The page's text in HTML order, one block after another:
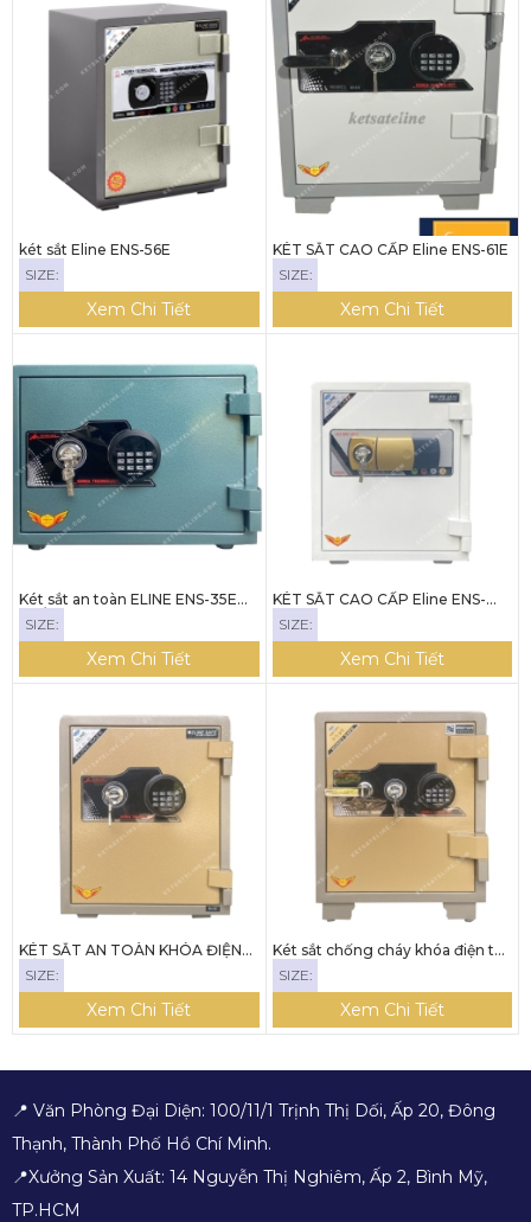
két sắt Eline ENS-56E
SIZE:
Xem Chi Tiết
KÉT SẮT CAO CẤP Eline ENS-61E
SIZE:
Xem Chi Tiết
Két sắt an toàn ELINE ENS-35E
TRÒN
SIZE:
Xem Chi Tiết
KÉT SẮT CAO CẤP Eline ENS-
52E
SIZE:
Xem Chi Tiết
KÉT SẮT AN TOÀN KHÓA ĐIỆN
SIZE:
Xem Chi Tiết
Két sắt chống cháy khóa điện tử
SIZE:
Xem Chi Tiết
📍 Văn Phòng Đại Diện: 100/11/1 Trịnh Thị Dối, Ấp 20, Đông
Thạnh, Thành Phố Hồ Chí Minh.
📍Xưởng Sản Xuất: 14 Nguyễn Thị Nghiêm, Ấp 2, Bình Mỹ,
TP.HCM